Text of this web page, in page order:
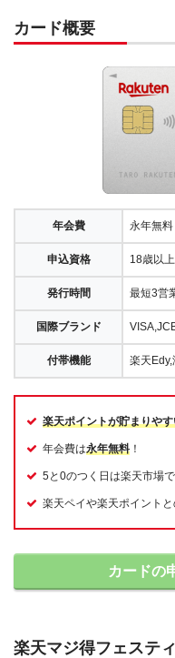
カード概要
年会費 永年無料
申込資格 18歳以上
発行時間 最短3営
国際ブランド
付帯機能 楽天
楽天ポイントが貯まりや
年会費は永年無料 ！
5と0のつく日は楽天市場
楽天ペイや楽天ポイント
カードの
楽天マジ得フェステ